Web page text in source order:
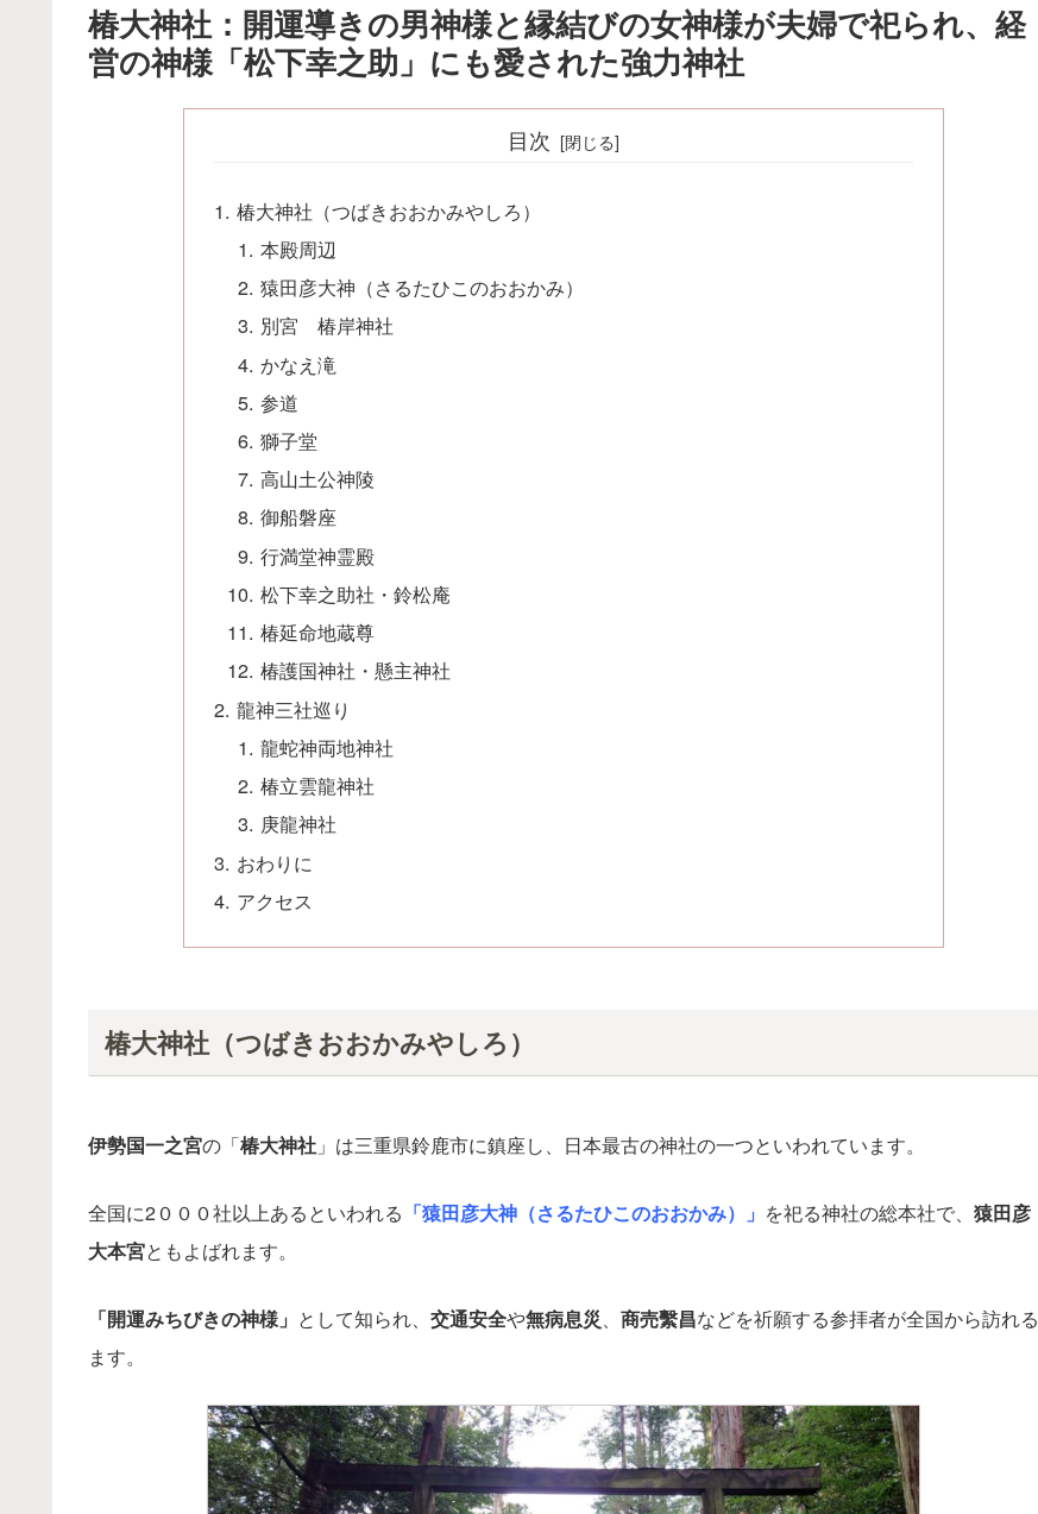
椿大神社：開運導きの男神様と縁結びの女神様が夫婦で祀られ、経
営の神様「松下幸之助」にも愛された強力神社
目次
椿大神社（つばきおおかみやしろ）
本殿周辺
猿田彦大神（さるたひこのおおかみ）
別宮 椿岸神社
かなえ滝
参道
獅子堂
高山土公神陵
御船磐座
行満堂神霊殿
松下幸之助社・鈴松庵
椿延命地蔵尊
椿護国神社・懸主神社
龍神三社巡り
龍蛇神両地神社
椿立雲龍神社
庚龍神社
おわりに
アクセス
椿大神社（つばきおおかみやしろ）
伊勢国一之宮の「椿大神社 」は三重県鈴鹿市に鎮座し、日本最古の神社の一つといわれています。
全国に2０００社以上あるといわれる 「猿田彦大神（さるたひこのおおかみ）」 を祀る神社の総本社で、 猿田彦
大本宮ともよばれます。
「開運みちびきの神様」 として知られ、 交通安全や無病息災、 商売繫昌などを祈願する参拝者が全国から訪れる
ます。